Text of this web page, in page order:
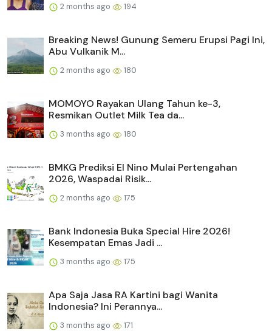
2 months ago 194
Breaking News! Gunung Semeru Erupsi Pagi Ini,
Abu Vulkanik M...
2 months ago 180
MOMOYO Rayakan Ulang Tahun ke-3,
Resmikan Outlet Milk Tea da...
3 months ago 180
BMKG Prediksi El Nino Mulai Pertengahan
2026, Waspadai Risik...
2 months ago 175
Bank Indonesia Buka Special Hire 2026!
Kesempatan Emas Jadi ...
3 months ago 175
Apa Saja Jasa RA Kartini bagi Wanita
Indonesia? Ini Perannya...
3 months ago 171